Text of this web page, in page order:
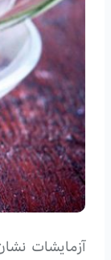
آزمایشات